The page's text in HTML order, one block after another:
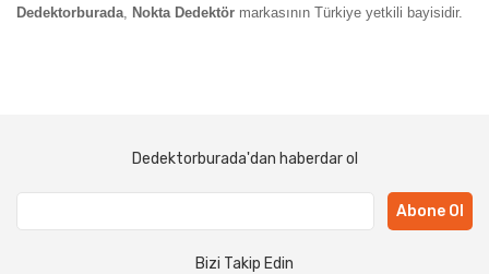
Dedektorburada Nokta Dedektör markasının Türkiye yetkili bayisidir.
Dedektorburada'dan haberdar ol
Abone Ol
Bizi Takip Edin